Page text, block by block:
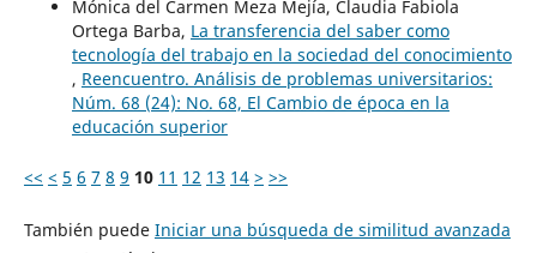
Mónica del Carmen Meza Mejía, Claudia Fabiola
Ortega Barba, La transferencia del saber como
tecnología del trabajo en la sociedad del conocimiento
, Reencuentro. Análisis de problemas universitarios:
Núm. 68 (24): No. 68, El Cambio de época en la
educación superior
<< < 5 6 7 8 9 10 11 12 13 14 > >>
También puede Iniciar una búsqueda de similitud avanzada